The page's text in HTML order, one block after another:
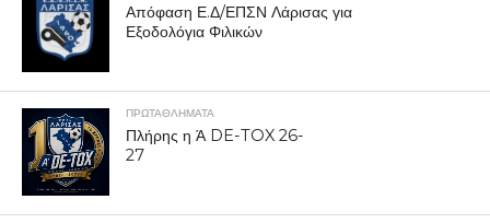
Απόφαση Ε.Δ/ΕΠΣΝ Λάρισας για
Εξοδολόγια Φιλικών
ΠΡΩΤΑΘΛΉΜΑΤΑ
Πλήρης η Ά DE-TOX 26-
27